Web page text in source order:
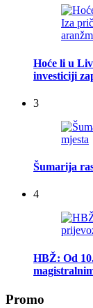
Hoće li u
investiciji
3
Šumarija
4
HBŽ: Od
Promo